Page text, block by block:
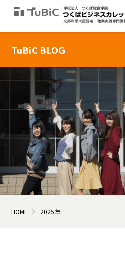
TuBiC BLOG
HOME 2025年